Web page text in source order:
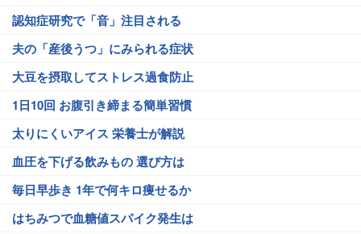
認知症研究で「音」注目される
夫の「産後うつ」にみられる症状
大豆を摂取してストレス過食防止
1日10回 お腹引き締まる簡単習慣
太りにくいアイス 栄養士が解説
血圧を下げる飲みもの 選び方は
毎日早歩き 1年で何キロ痩せるか
はちみつで血糖値スパイク発生は